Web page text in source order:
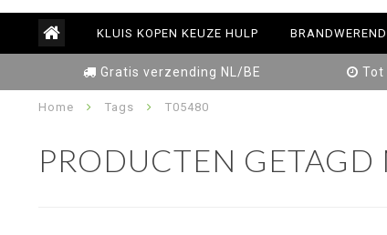
KLUIS KOPEN KEUZE HULP
Gratis verzending NL/BE Tot
Home Tags T05480
PRODUCTEN